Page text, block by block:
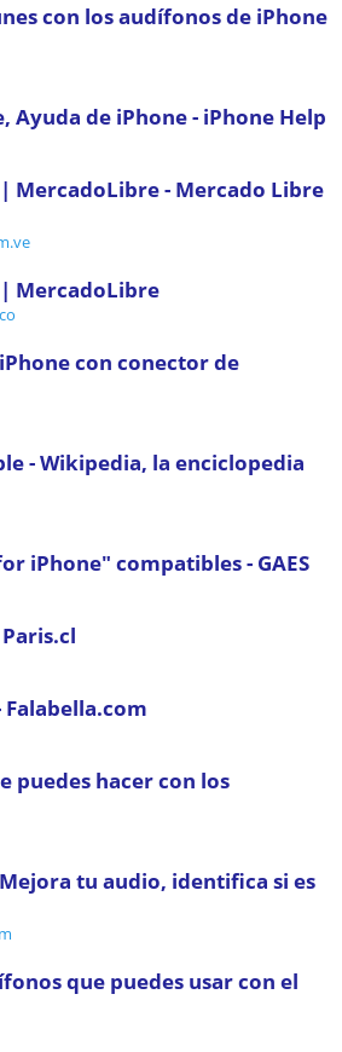
con los audífonos de iPhone
Ayuda de iPhone - iPhone Help
MercadoLibre - Mercado Libre
MercadoLibre
con conector de
- Wikipedia, la enciclopedia
iPhone" compatibles - GAES
puedes hacer con los
tu audio, identifica si es
que puedes usar con el